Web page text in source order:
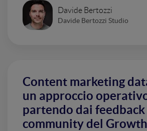
Davide Bertozzi
Davide Bertozzi Studio
Content marketing
un approccio
partendo dai
community del